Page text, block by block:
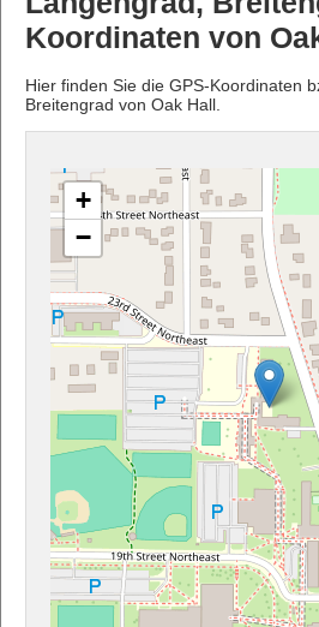
Koordinaten von
Hier finden Sie die GPS-Koordinaten
Breitengrad von Oak Hall.
+
−